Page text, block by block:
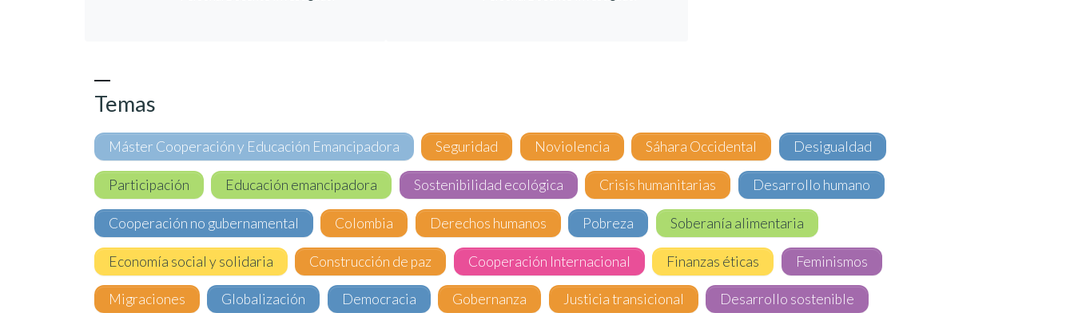
Temas
Máster Cooperación y Educación Emancipadora Seguridad Noviolencia Sáhara Occidental Desigualdad
Participación Educación emancipadora Sostenibilidad ecológica Crisis humanitarias Desarrollo humano
Cooperación no gubernamental Colombia Derechos humanos Pobreza Soberanía alimentaria
Economía social y solidaria Construcción de paz Cooperación Internacional Finanzas éticas Feminismos
Migraciones Globalización Democracia Gobernanza Justicia transicional Desarrollo sostenible